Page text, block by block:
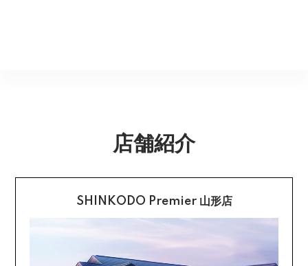
配送・送料の詳細はこちら
不良品に該当する場合は当方で負担いたします。返送希
知らせいたしますので、その後着払いでお送りくださ
返品の詳細はこちら
カード不要の分割払い 【無金利で最大
店舗紹介
SHINKODO Premier 山形店